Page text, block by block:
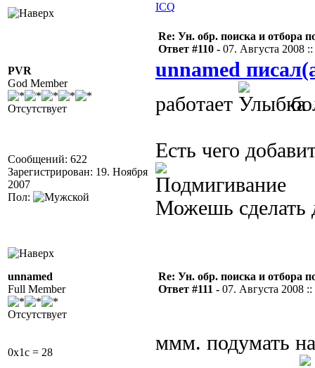
ICQ
PVR
God Member
Отсутствует
Сообщений: 622
Зарегистрирован: 19. Ноября
2007
Пол:
Re: Ун. обр. поиска и отбора
Ответ #110 - 07. Августа 2008
unnamed
работает
Есть чего
Можешь сделать
unnamed
Full Member
Отсутствует
0x1c = 28
Re: Ун. обр. поиска и отбора
Ответ #111 - 07. Августа 2008 ::
ммм. подумать